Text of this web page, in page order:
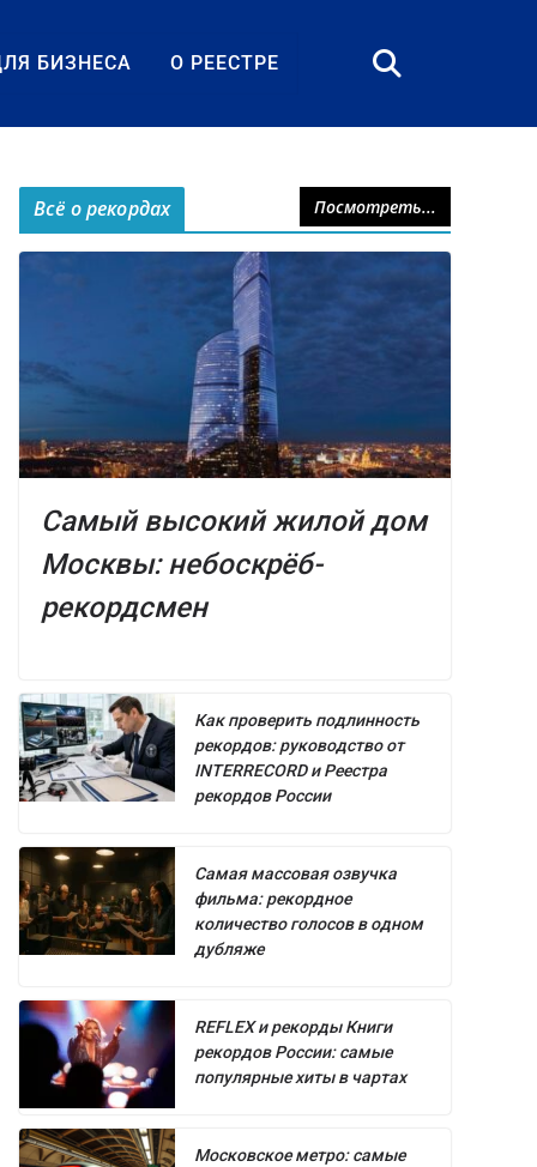
БИЗНЕСА О РЕЕСТРЕ
Всё о рекордах Посмотреть...
Самый высокий жилой дом
Москвы: небоскрёб-
рекордсмен
Как проверить подлинность
рекордов: руководство от
INTERRECORD и Реестра
рекордов России
Самая массовая озвучка
фильма: рекордное
количество голосов в одном
дубляже
REFLEX и рекорды Книги
рекордов России: самые
популярные хиты в чартах
Московское метро: самые